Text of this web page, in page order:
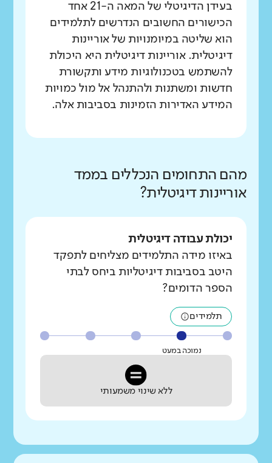
בעידן הדיגיטלי של המאה ה-21 אחד
הכישורים החשובים הנדרשים לתלמידים
הוא שליטה במיומנויות של אוריינות
דיגיטלית. אוריינות דיגיטלית היא היכולת
להשתמש בטכנולוגיות מידע ותקשורת
חדשות ומשתנות ולהתנהל אל מול כמויות
המידע האדירות הזמינות בסביבות אלה.
מהם התחומים הנכללים בממד
אוריינות דיגיטלית?
יכולת עבודה דיגיטלית
באיזו מידה התלמידים מצליחים לתפקד
היטב בסביבות דיגיטליות ביחס לבתי
הספר הדומים?
תלמידים
נמוכה במעט
ללא שינוי משמעותי